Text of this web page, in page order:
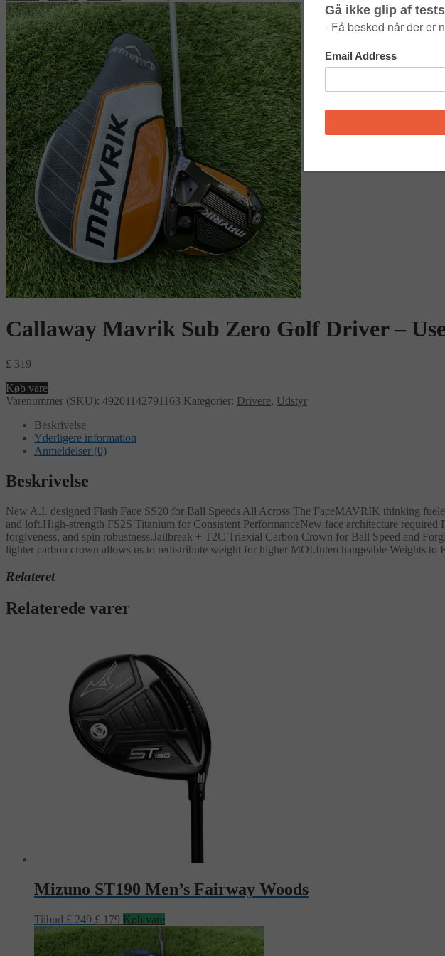
Callaway Mavrik Sub Zero Golf Driver –
£ 319
Køb vare
Varenummer (SKU): 49201142791163 Kategorier: Drivere, Udstyr
Beskrivelse
Yderligere information
Anmeldelser (0)
Beskrivelse
New A.I. designed Flash Face SS20 for Ball Speeds All Across The FaceMAVRIK thinking
and loft.High-strength FS2S Titanium for Consistent PerformanceNew face architecture
forgiveness, and spin robustness.Jailbreak + T2C Triaxial Carbon Crown for Ball Speed and
lighter carbon crown allows us to redistribute weight for higher MOI.Interchangeable Weights
Relateret
Relaterede varer
Mizuno ST190 Men’s Fairway Woods
Tilbud £249 £ 179 Køb vare